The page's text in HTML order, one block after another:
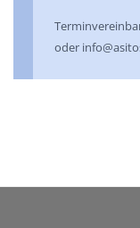
oder